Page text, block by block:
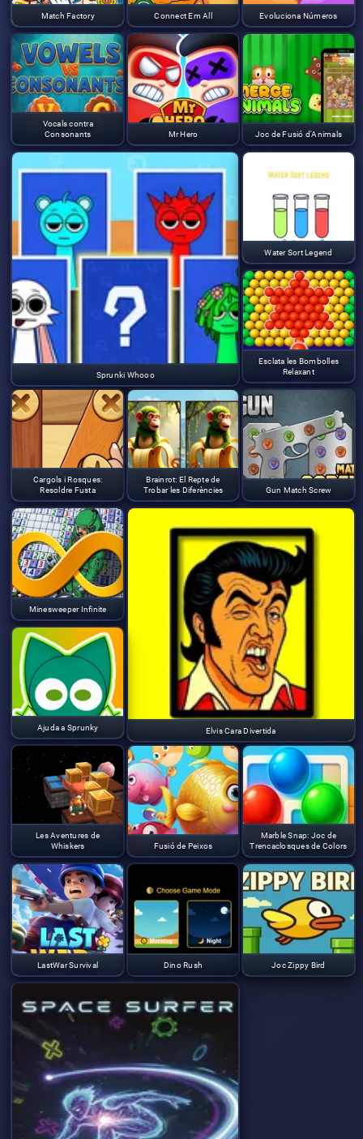
Match Factory Connect Em All Evoluciona Números
Vocals contra
Consonants
Mr Hero
Sprunki Whooo
Joc de Fusió d'Animals
Water Sort Legend
Esclata les Bombolles
Relaxant
Cargols i Rosques:
Resoldre Fusta
Brainrot: El Repte de
Trobar les Diferències
Gun Match Screw
Minesweeper Infinite
Elvis Cara Divertida
Ajuda a Sprunky
Les Aventures de
Whiskers
Fusió de Peixos
Marble Snap: Joc de
Trencaclosques de Colors
LastWar Survival Dino Rush Joc Zippy Bird